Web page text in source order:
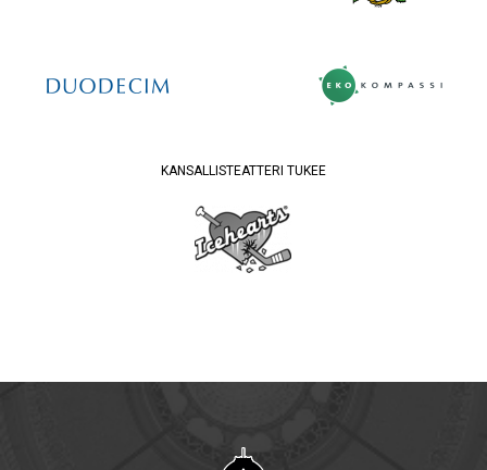
KANSALLISTEATTERI TUKEE